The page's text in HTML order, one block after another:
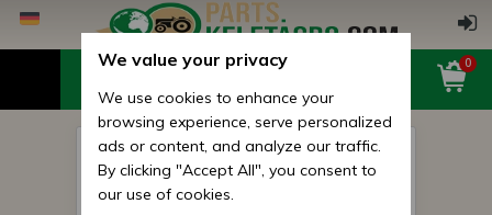
0
Spiegel 35,5x17 cm (MTS
große Kabine)
We value your privacy
We use cookies to enhance your
browsing experience, serve personalized
ads or content, and analyze our traffic.
By clicking "Accept All", you consent to
our use of cookies.